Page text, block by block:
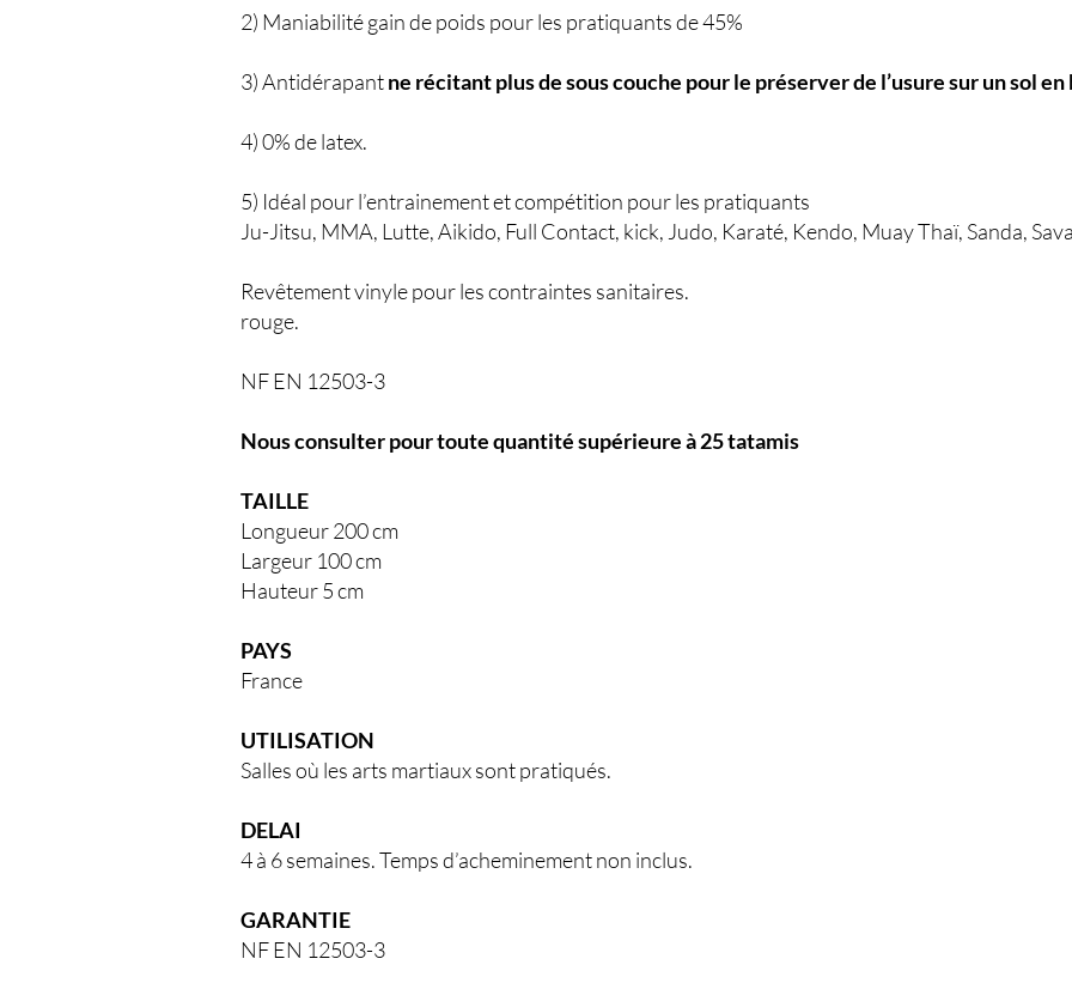
2) Maniabilité gain de poids pour les pratiquants de 45%
3) Antidérapantne récitant plus de sous couche pour le préserver de l’usure sur un sol
4) 0% de latex.
5) Idéal pour l’entrainement et compétition pour les pratiquants
Ju-Jitsu, MMA, Lutte, Aikido, Full Contact, kick, Judo, Karaté, Kendo, Muay Thaï, Sanda,
Revêtement vinyle pour les contraintes sanitaires.
rouge.
NF EN 12503-3
Nous consulter pour toute quantité supérieure à 25 tatamis
TAILLE
Longueur 200 cm
Largeur 100 cm
Hauteur 5 cm
PAYS
France
UTILISATION
Salles où les arts martiaux sont pratiqués.
DELAI
4 à 6 semaines. Temps d’acheminement non inclus.
GARANTIE
NF EN 12503-3